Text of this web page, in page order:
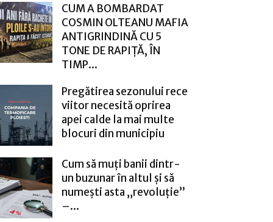
CUM A BOMBARDAT
COSMIN OLTEANU MAFIA
ANTIGRINDINĂ CU 5
TONE DE RAPIȚĂ, ÎN
TIMP...
Pregătirea sezonului rece
viitor necesită oprirea
apei calde la mai multe
blocuri din municipiu
Cum să muți banii dintr-
un buzunar în altul și să
numești asta „revoluție”
–...